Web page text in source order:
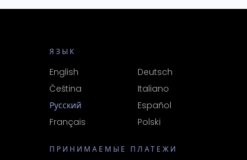
ЯЗЫК
English
Deutsch
Čeština
Italiano
Русский
Español
Français
Polski
ПРИНИМАЕМЫЕ ПЛАТЕЖИ